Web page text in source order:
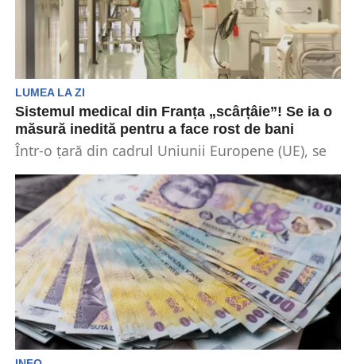
LUMEA LA ZI
Sistemul medical din Franța „scârțâie”! Se ia o
măsură inedită pentru a face rost de bani
Într-o țară din cadrul Uniunii Europene (UE), se